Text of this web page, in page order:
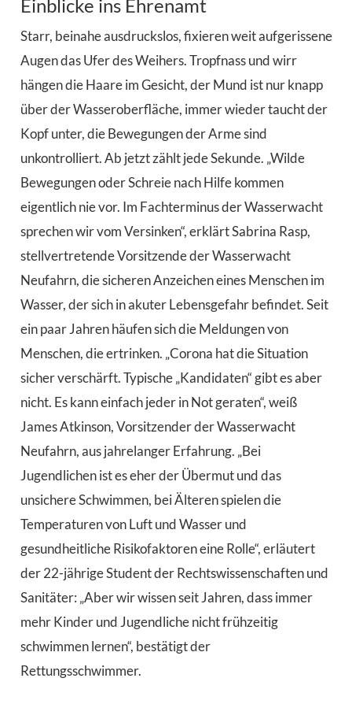
Einblicke ins Ehrenamt
Starr, beinahe ausdruckslos, fixieren weit aufgerissene
Augen das Ufer des Weihers. Tropfnass und wirr
hängen die Haare im Gesicht, der Mund ist nur knapp
über der Wasseroberfläche, immer wieder taucht der
Kopf unter, die Bewegungen der Arme sind
unkontrolliert. Ab jetzt zählt jede Sekunde. „Wilde
Bewegungen oder Schreie nach Hilfe kommen
eigentlich nie vor. Im Fachterminus der Wasserwacht
sprechen wir vom Versinken“, erklärt Sabrina Rasp,
stellvertretende Vorsitzende der Wasserwacht
Neufahrn, die sicheren Anzeichen eines Menschen im
Wasser, der sich in akuter Lebensgefahr befindet. Seit
ein paar Jahren häufen sich die Meldungen von
Menschen, die ertrinken. „Corona hat die Situation
sicher verschärft. Typische „Kandidaten“ gibt es aber
nicht. Es kann einfach jeder in Not geraten“, weiß
James Atkinson, Vorsitzender der Wasserwacht
Neufahrn, aus jahrelanger Erfahrung. „Bei
Jugendlichen ist es eher der Übermut und das
unsichere Schwimmen, bei Älteren spielen die
Temperaturen von Luft und Wasser und
gesundheitliche Risikofaktoren eine Rolle“, erläutert
der 22-jährige Student der Rechtswissenschaften und
Sanitäter: „Aber wir wissen seit Jahren, dass immer
mehr Kinder und Jugendliche nicht frühzeitig
schwimmen lernen“, bestätigt der
Rettungsschwimmer.